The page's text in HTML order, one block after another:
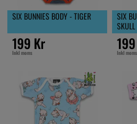
SIX BUNNIES BODY - TIGER
199 Kr
Inkl moms
SIX
SKULL
Inkl moms